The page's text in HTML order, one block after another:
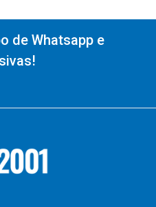
de Whatsapp e